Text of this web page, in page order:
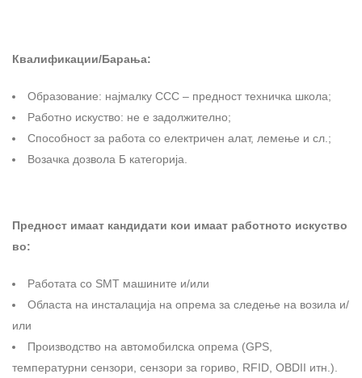
Квалификации/Барања:
Образование: најмалку ССС – предност техничка школа;
Работно искуство: не е задолжително;
Способност за работа со електричен алат, лемење и сл.;
Возачка дозвола Б категорија.
Предност имаат кандидати кои имаат работното искуство
во:
Работата со SMT машините и/или
Областа на инсталација на опрема за следење на возила и/
или
Производство на автомобилска опрема (GPS,
температурни сензори, сензори за гориво, RFID, OBDII итн.).